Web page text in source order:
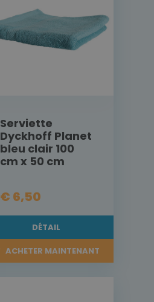
Serviette
Dyckhoff Planet
bleu clair 100
cm x 50 cm
€ 6,50
DÉTAIL
ACHETER MAINTENANT